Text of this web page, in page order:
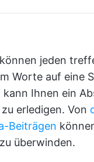
jeden
Worte auf eine
Ihnen ein
erledigen. Von
Beiträgen
überwinden.